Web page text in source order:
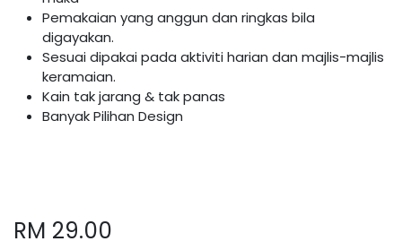
Pemakaian yang anggun dan ringkas bila
digayakan.
Sesuai dipakai pada aktiviti harian dan majlis-majlis
keramaian.
Kain tak jarang & tak panas
Banyak Pilihan Design
RM 29.00